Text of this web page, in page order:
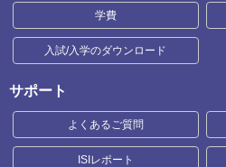
学費
入試/入学のダウンロード
サポート
よくあるご質問
ISIレポート